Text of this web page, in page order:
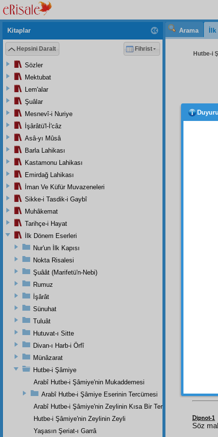
Arama
Hutbe-i
için,
Dipnot-1
Söz
Kitaplar
Hepsini Daralt Fihrist
Sözler
Mektubat
Lem'alar
Şuâlar
Mesnevî-i Nuriye
İşârâtü'l-İ'câz
Asâ-yı Mûsâ
Barla Lahikası
Kastamonu Lahikası
Emirdağ Lahikası
İman Ve Küfür Muvazeneleri
Sikke-i Tasdik-i Gaybî
Muhâkemat
Tarihçe-i Hayat
İlk Dönem Eserleri
Nur'un İlk Kapısı
Nokta Risalesi
Şuâât (Marifetü'n-Nebi)
Rumuz
İşârât
Sünuhat
Tuluât
Hutuvat-ı Sitte
Divan-ı Harb-i Örfî
Münâzarat
Hutbe-i Şâmiye
Arabî Hutbe-i Şâmiye'nin Mukaddemesi
Arabî Hutbe-i Şâmiye Eserinin Tercümesi
Arabî Hutbe-i Şâmiye'nin Zeylinin Kısa Bir Tercümesi
Hutbe-i Şâmiye'nin Zeylinin Zeyli
Yaşasın Şeriat-ı Garrâ
Duyuru